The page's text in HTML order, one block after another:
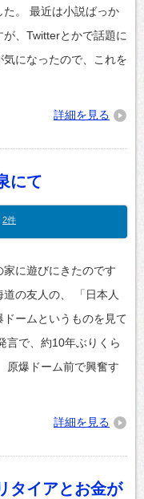
た。 最近は小説ばっか
、Twitterとかで話題に
になったので、これを
詳細を見る
にて
2件
に遊びにきたのです
の友人の、 「日本人
ドームというものを見て
言で、約10年ぶりくら
原爆ドーム前で興奮す
詳細を見る
タイアとお金が